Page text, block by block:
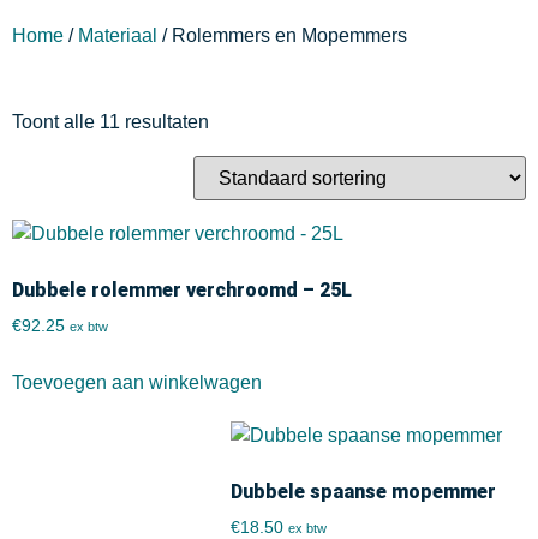
Home / Materiaal / Rolemmers en Mopemmers
Toont alle 11 resultaten
Dubbele rolemmer verchroomd – 25L
€92.25 ex btw
Toevoegen aan winkelwagen
Dubbele spaanse mopemmer
€18.50 ex btw